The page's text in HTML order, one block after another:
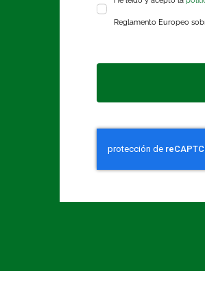
Reglamento Europeo